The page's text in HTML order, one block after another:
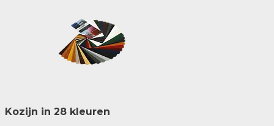
Kozijn in 28 kleuren